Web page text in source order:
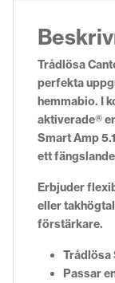
Trådlösa
perfekta
hemmabio. I
aktiverade®
Smart Amp
ett
Erbjuder
eller
förstärkare.
Trådlösa
Passar